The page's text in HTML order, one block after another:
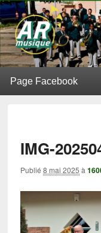
L'Alerte de
BATTERIE-FANFARE
IMG-
Publié8 mai 2025 à